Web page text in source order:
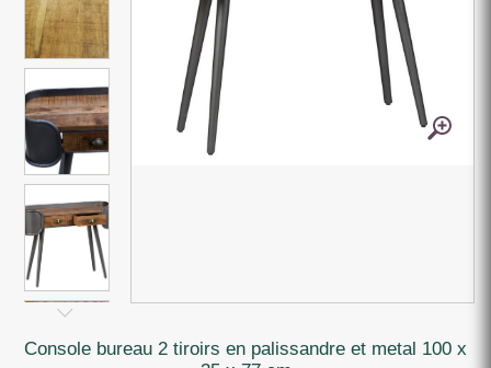
console bureau 2 tiroirs en palissandre et metal 100 x